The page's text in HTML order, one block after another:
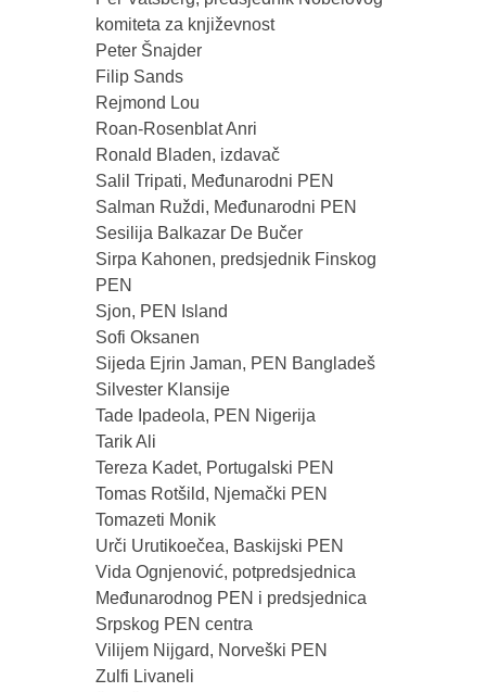
komiteta za književnost
Peter Šnajder
Filip Sands
Rejmond Lou
Roan-Rosenblat Anri
Ronald Bladen, izdavač
Salil Tripati, Međunarodni PEN
Salman Ruždi, Međunarodni PEN
Sesilija Balkazar De Bučer
Sirpa Kahonen, predsjednik Finskog
PEN
Sjon, PEN Island
Sofi Oksanen
Sijeda Ejrin Jaman, PEN Bangladeš
Silvester Klansije
Tade Ipadeola, PEN Nigerija
Tarik Ali
Tereza Kadet, Portugalski PEN
Tomas Rotšild, Njemački PEN
Tomazeti Monik
Urči Urutikoečea, Baskijski PEN
Vida Ognjenović, potpredsjednica
Međunarodnog PEN i predsjednica
Srpskog PEN centra
Vilijem Nijgard, Norveški PEN
Zulfi Livaneli